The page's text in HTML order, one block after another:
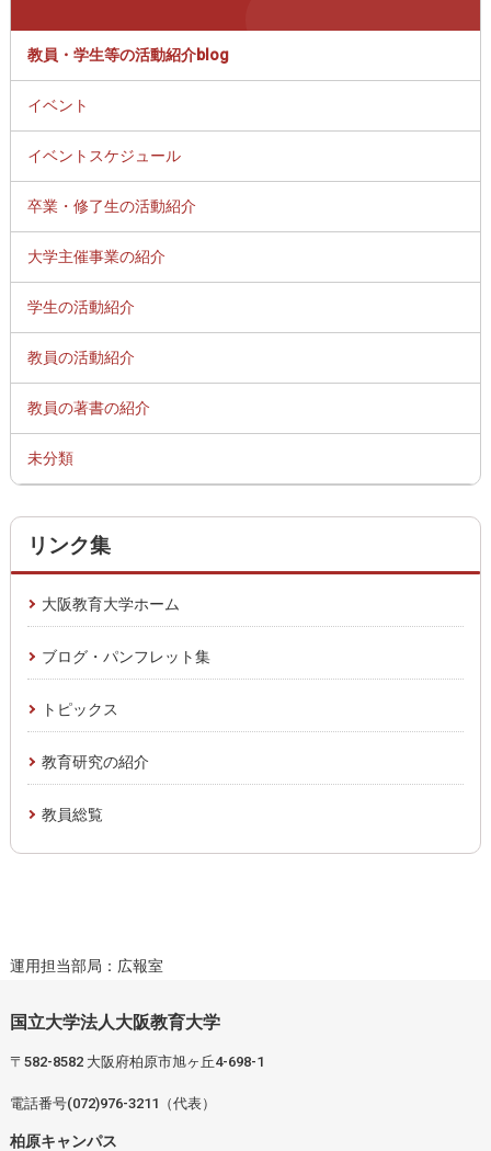
教員・学生等の活動紹介blog
イベント
イベントスケジュール
卒業・修了生の活動紹介
大学主催事業の紹介
学生の活動紹介
教員の活動紹介
教員の著書の紹介
未分類
リンク集
大阪教育大学ホーム
ブログ・パンフレット集
トピックス
教育研究の紹介
教員総覧
運用担当部局：広報室
国立大学法人大阪教育大学
〒582-8582 大阪府柏原市旭ヶ丘4-698-1
電話番号(072)976-3211（代表）
柏原キャンパス